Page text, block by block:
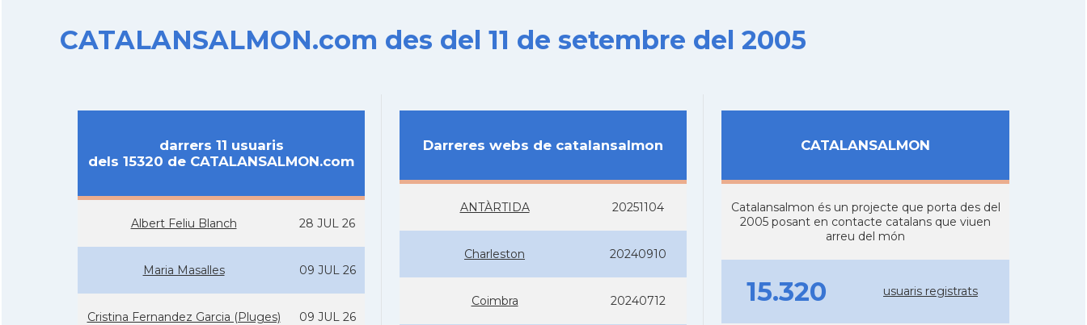
CATALANSALMON.com des del 11 de setembre del 2005
darrers 11 usuaris
dels 15320 de CATALANSALMON.com
Albert Feliu Blanch 28 JUL 26
Maria Masalles 09 JUL 26
Cristina Fernandez Garcia (Pluges) 09 JUL 26
Darreres webs de catalansalmon
ANTÀRTIDA 20251104
Charleston 20240910
Coimbra 20240712
CATALANSALMON
Catalansalmon és un projecte que porta des del
2005 posant en contacte catalans que viuen
arreu del món
15.320 usuaris registrats